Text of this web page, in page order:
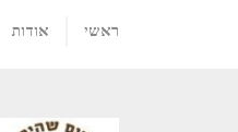
ראשי אודות